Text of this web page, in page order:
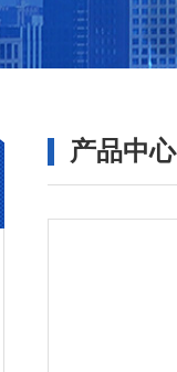
产品中心